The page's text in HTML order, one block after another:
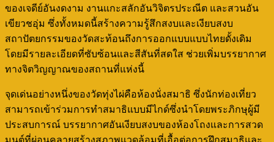
ของเจดีย์อันงดงาม งานแกะสลักอันวิจิตรประณีต และสวนอัน
เขียวชอุ่ม ซึ่งทั้งหมดนี้สร้างความรู้สึกสงบและเงียบสงบ
สถาปัตยกรรมของวัดสะท้อนถึงการออกแบบแบบไทยดั้งเดิม
โดยมีรายละเอียดที่ซับซ้อนและสีสันที่สดใส ช่วยเพิ่มบรรยากาศ
ทางจิตวิญญาณของสถานที่แห่งนี้
จุดเด่นอย่างหนึ่งของวัดทุ่งไผ่คือห้องนั่งสมาธิ ซึ่งนักท่องเที่ยว
สามารถเข้าร่วมการทำสมาธิแบบมีไกด์ซึ่งนำโดยพระภิกษุผู้มี
ประสบการณ์ บรรยากาศอันเงียบสงบของห้องโถงและการสวด
มนต์ที่ผ่อนคลายสร้างสภาพแวดล้อมที่เอื้อต่อการฝึกสมาธิและ